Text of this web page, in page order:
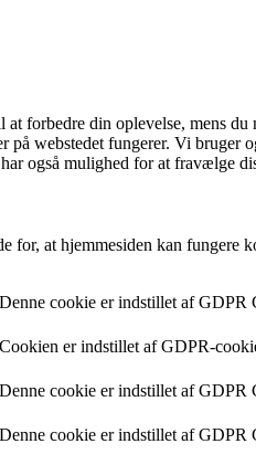
forbedre din oplevelse, mens
webstedet fungerer. Vi bruger
også mulighed for at fravælge
for, at hjemmesiden kan
Denne cookie er indstillet af GDPR
Cookien er indstillet af GDPR-
Denne cookie er indstillet af GDPR
Denne cookie er indstillet af GDPR